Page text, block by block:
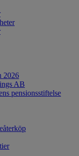
2026
AB
pensionsstiftelse